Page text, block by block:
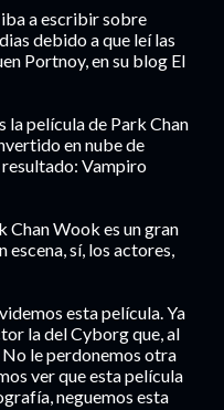
iba a escribir sobre
debido a que leí las
Portnoy, en su blog El
la película de Park Chan
en nube de
Vampiro
Chan Wook es un gran
escena, sí, los actores,
esta película. Ya
la del Cyborg que, al
No le perdonemos otra
ver que esta película
neguemos esta